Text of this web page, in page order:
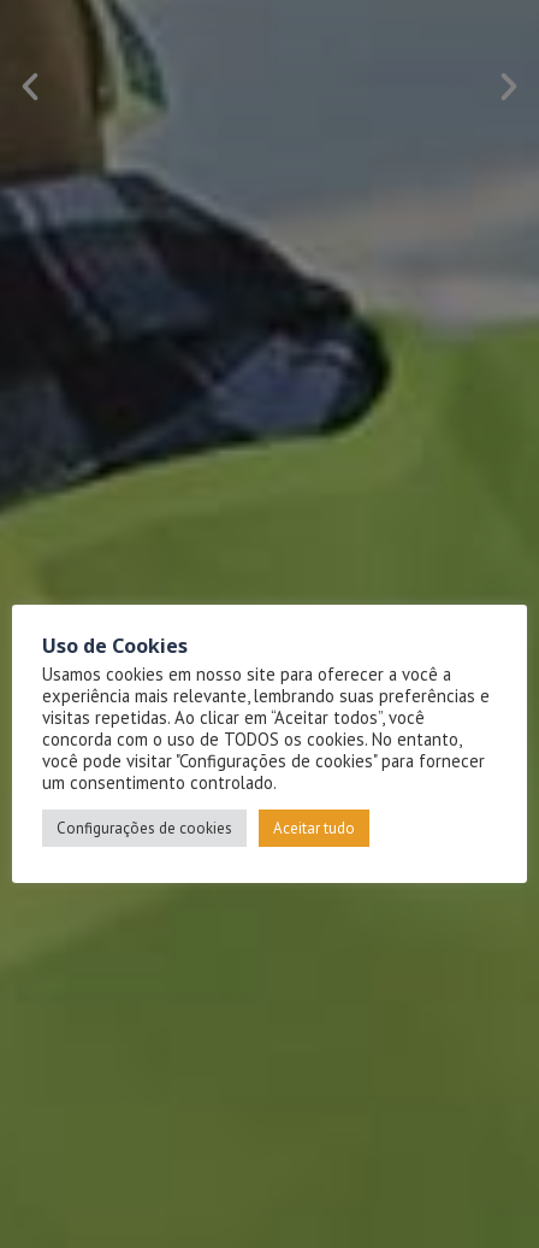
Uso de Cookies
Usamos cookies em nosso site para oferecer a você a
experiência mais relevante, lembrando suas preferências e
visitas repetidas. Ao clicar em “Aceitar todos”, você
concorda com o uso de TODOS os cookies. No entanto,
você pode visitar "Configurações de cookies" para fornecer
um consentimento controlado.
Configurações de cookies Aceitar tudo